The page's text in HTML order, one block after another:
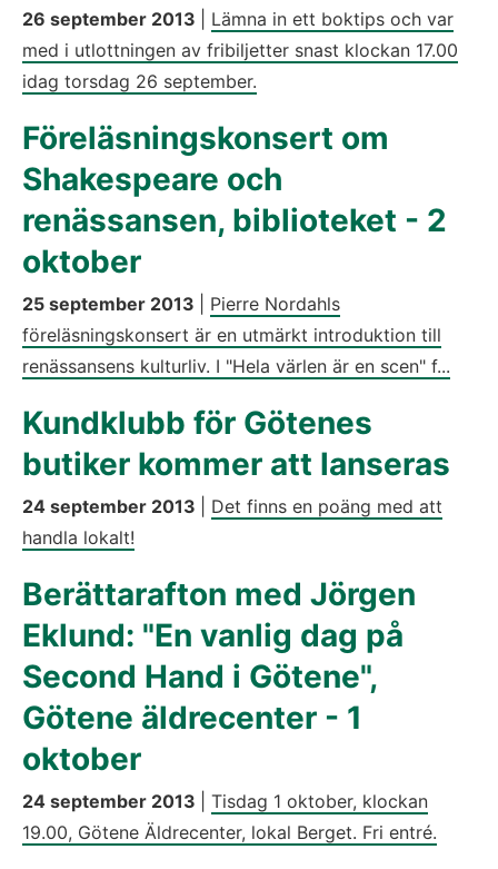
26 september 2013
Lämna in ett boktips och var
med i utlottningen av fribiljetter snast klockan 17.00
idag torsdag 26 september.
Föreläsningskonsert om
Shakespeare och
renässansen, biblioteket - 2
oktober
25 september 2013
Pierre Nordahls
föreläsningskonsert är en utmärkt introduktion till
renässansens kulturliv. I "Hela värlen är en scen" f...
Kundklubb för Götenes
butiker kommer att lanseras
24 september 2013
Det finns en poäng med att
handla lokalt!
Berättarafton med Jörgen
Eklund: "En vanlig dag på
Second Hand i Götene",
Götene äldrecenter - 1
oktober
24 september 2013
Tisdag 1 oktober, klockan
19.00, Götene Äldrecenter, lokal Berget. Fri entré.